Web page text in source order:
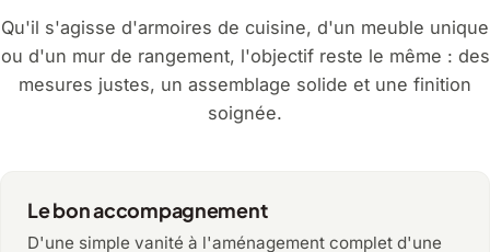
Qu'il s'agisse d'armoires de cuisine, d'un meuble unique
ou d'un mur de rangement, l'objectif reste le même : des
mesures justes, un assemblage solide et une finition
soignée.
Le bon accompagnement
D'une simple vanité à l'aménagement complet d'une